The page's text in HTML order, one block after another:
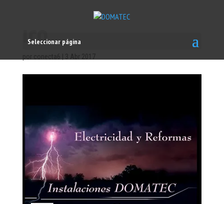
Seleccionar página
ICO
por conecta6 3 Abr 2017